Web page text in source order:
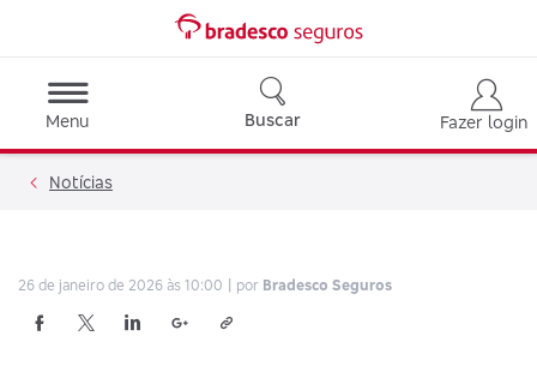
Menu Buscar Fazer login
Notícias
26 de janeiro de 2026 às 10:00 por Bradesco Seguros